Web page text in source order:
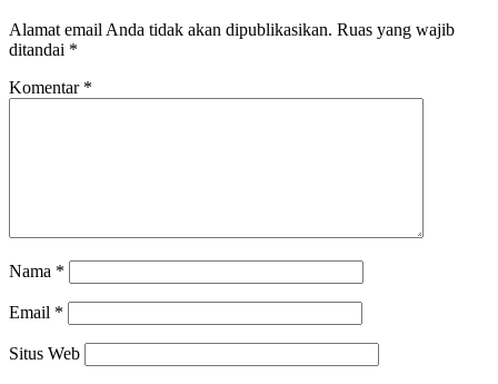
Alamat email Anda tidak akan dipublikasikan. Ruas yang wajib
ditandai *
Komentar *
Nama *
Email *
Situs Web